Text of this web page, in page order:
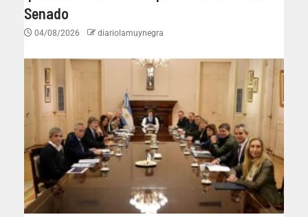
Senado
04/08/2026 diariolamuynegra